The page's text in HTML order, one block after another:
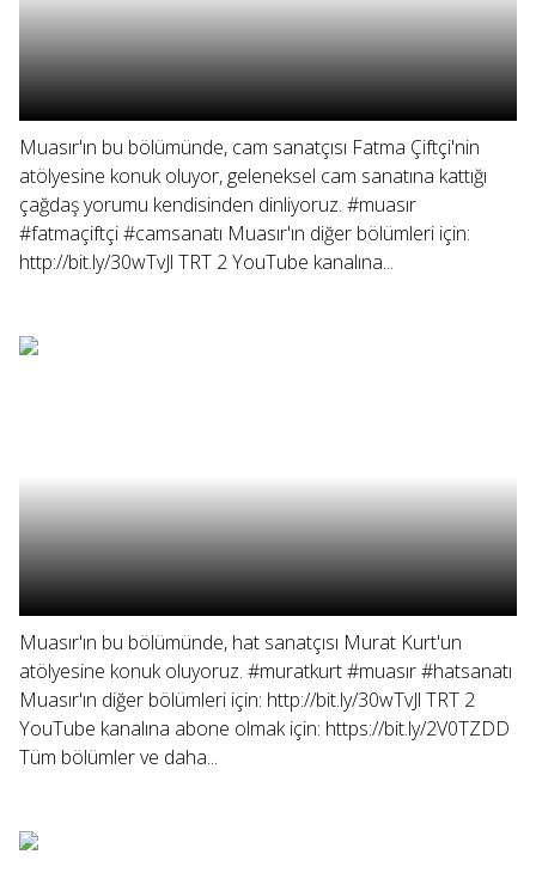
Muasır'ın bu bölümünde, cam sanatçısı Fatma Çiftçi'nin
atölyesine konuk oluyor, geleneksel cam sanatına kattığı
çağdaş yorumu kendisinden dinliyoruz. #muasır
#fatmaçiftçi #camsanatı Muasır'ın diğer bölümleri için:
http://bit.ly/30wTvJl TRT 2 YouTube kanalına...
Muasır'ın bu bölümünde, hat sanatçısı Murat Kurt'un
atölyesine konuk oluyoruz. #muratkurt #muasır #hatsanatı
Muasır'ın diğer bölümleri için: http://bit.ly/30wTvJl TRT 2
YouTube kanalına abone olmak için: https://bit.ly/2V0TZDD
Tüm bölümler ve daha...